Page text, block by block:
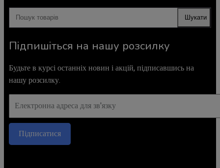
Шукати
Підпишіться на нашу розсилку
Будьте в курсі останніх новин і акцій, підписавшись на
нашу розсилку.
Підписатися